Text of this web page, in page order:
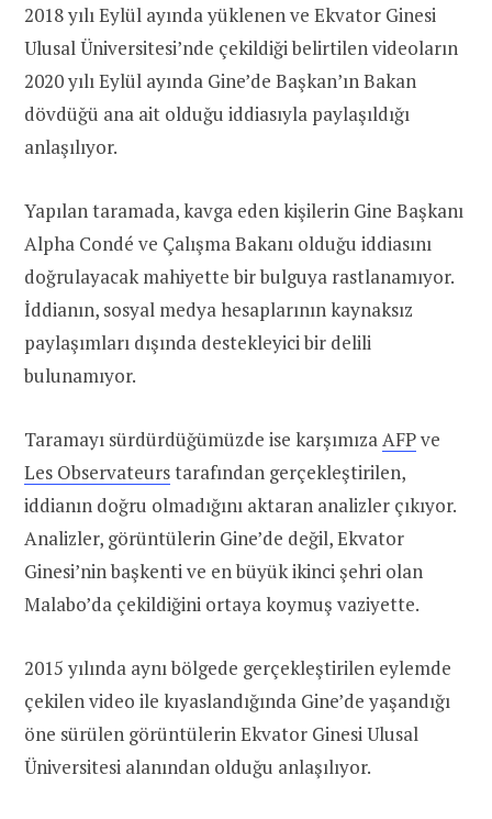
2018 yılı Eylül ayında yüklenen ve Ekvator Ginesi
Ulusal Üniversitesi’nde çekildiği belirtilen videoların
2020 yılı Eylül ayında Gine’de Başkan’ın Bakan
dövdüğü ana ait olduğu iddiasıyla paylaşıldığı
anlaşılıyor.
Yapılan taramada, kavga eden kişilerin Gine Başkanı
Alpha Condé ve Çalışma Bakanı olduğu iddiasını
doğrulayacak mahiyette bir bulguya rastlanamıyor.
İddianın, sosyal medya hesaplarının kaynaksız
paylaşımları dışında destekleyici bir delili
bulunamıyor.
Taramayı sürdürdüğümüzde ise karşımızaAFPve
Les Observateurstarafından gerçekleştirilen,
iddianın doğru olmadığını aktaran analizler çıkıyor.
Analizler, görüntülerin Gine’de değil, Ekvator
Ginesi’nin başkenti ve en büyük ikinci şehri olan
Malabo’da çekildiğini ortaya koymuş vaziyette.
2015 yılında aynı bölgede gerçekleştirilen eylemde
çekilen video ile kıyaslandığında Gine’de yaşandığı
öne sürülen görüntülerin Ekvator Ginesi Ulusal
Üniversitesi alanından olduğu anlaşılıyor.